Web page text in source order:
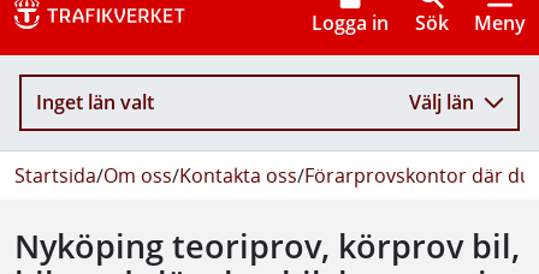
Logga in Sök Meny
Inget län valt Välj län
Startsida/Om oss/Kontakta oss/Förarprovskontor där du
Nyköping teoriprov, körprov bil,